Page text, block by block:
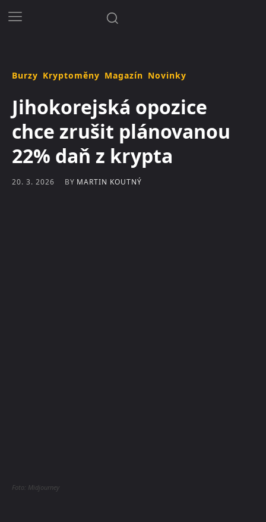
Burzy Kryptoměny Magazín Novinky
Jihokorejská opozice
chce zrušit plánovanou
22% daň z krypta
20. 3. 2026 BY MARTIN KOUTNÝ
Foto: Midjourney